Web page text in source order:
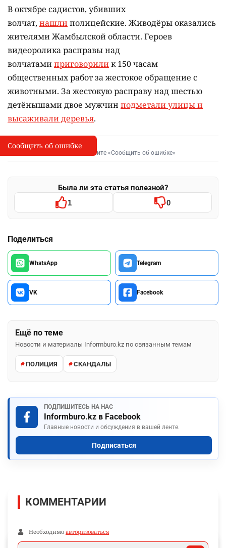
В октябре садистов, убивших
волчат, нашлиполицейские. Живодёры оказались
жителями Жамбылской области. Героев
видеоролика расправы над
волчатамиприговорилик 150 часам
общественных работ за жестокое обращение с
животными. За жестокую расправу над шестью
детёнышами двое мужчин подметали улицы и
высаживали деревья.
I
Сообщить об опечатке
Выделите фрагмент и нажмите «Сообщить об ошибке»
Была ли эта статья полезной?
1 0
Поделиться
WhatsApp Telegram
VK Facebook
Ещё по теме
Новости и материалы Informburo.kz по связанным темам
ПОЛИЦИЯ СКАНДАЛЫ
ПОДПИШИТЕСЬ НА НАС
Informburo.kz в Facebook
Главные новости и обсуждения в вашей ленте.
Подписаться
Сообщить об ошибке
КОММЕНТАРИИ
Необходимо авторизоваться